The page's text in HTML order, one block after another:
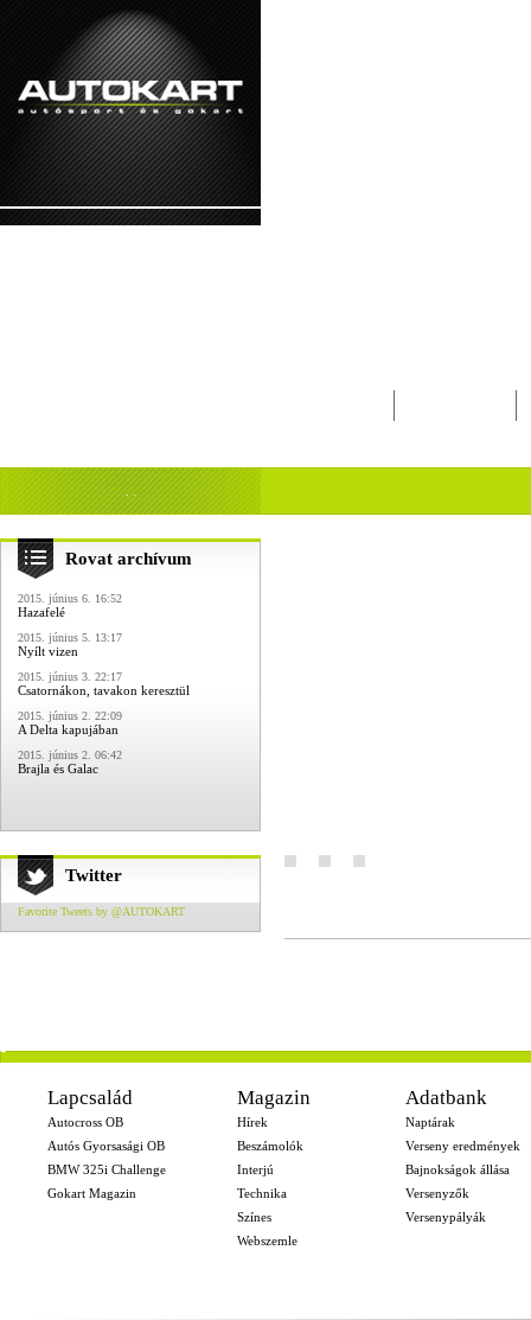
. .
Rovat archívum
2015. június 6. 16:52
Hazafelé
2015. június 5. 13:17
Nyílt vizen
2015. június 3. 22:17
Csatornákon, tavakon keresztül
2015. június 2. 22:09
A Delta kapujában
2015. június 2. 06:42
Brajla és Galac
Twitter
Favorite Tweets by @AUTOKART
-
Lapcsalád
Autocross OB
Autós Gyorsasági OB
BMW 325i Challenge
Gokart Magazin
Magazin
Hírek
Beszámolók
Interjú
Technika
Színes
Webszemle
Adatbank
Naptárak
Verseny eredmények
Bajnokságok állása
Versenyzők
Versenypályák